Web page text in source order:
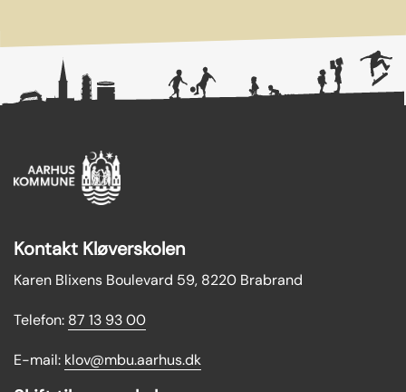
Kontakt Kløverskolen
Karen Blixens Boulevard 59, 8220 Brabrand
Telefon: 87 13 93 00
E-mail: klov@mbu.aarhus.dk